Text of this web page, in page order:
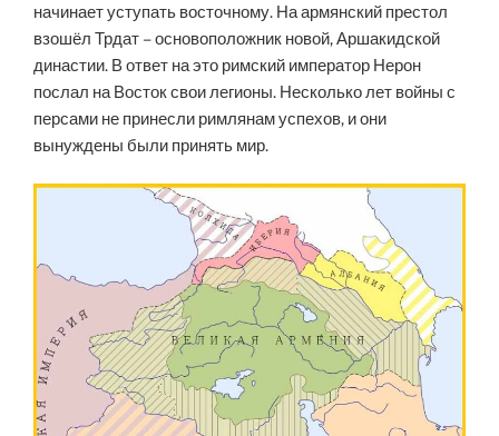
начинает уступать восточному. На армянский престол
взошёл Трдат – основоположник новой, Аршакидской
династии. В ответ на это римский император Нерон
послал на Восток свои легионы. Несколько лет войны с
персами не принесли римлянам успехов, и они
вынуждены были принять мир.